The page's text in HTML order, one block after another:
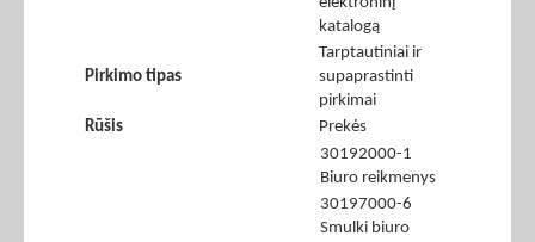
katalogą
Pirkimo tipas
Tarptautiniai ir
supaprastinti
pirkimai
Rūšis
Prekės
30192000-1
Biuro reikmenys
30197000-6
Smulki biuro